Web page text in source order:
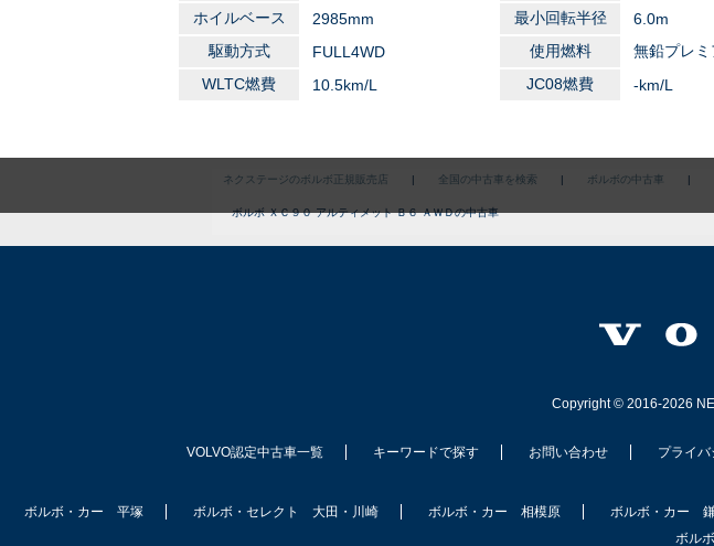
ホイルベース
2985mm 最小回転半径
6.0m
駆動方式
FULL4WD 使用燃料
無鉛プレミ
WLTC燃費
10.5km/L JC08燃費 -km/L
ネクステージのボルボ正規販売店 | 全国の中古車を検索 | ボルボの中古車 |
ボルボ ＸＣ９０ アルティメット Ｂ６ ＡＷＤの中古車
Copyright © 2016-2026
VOLVO認定中古車一覧 キーワードで探す お問い合わせ プライ
ボルボ・カー 平塚 ボルボ・セレクト 大田・川崎 ボルボ・カー 相模原 ボルボ・カー
ボル